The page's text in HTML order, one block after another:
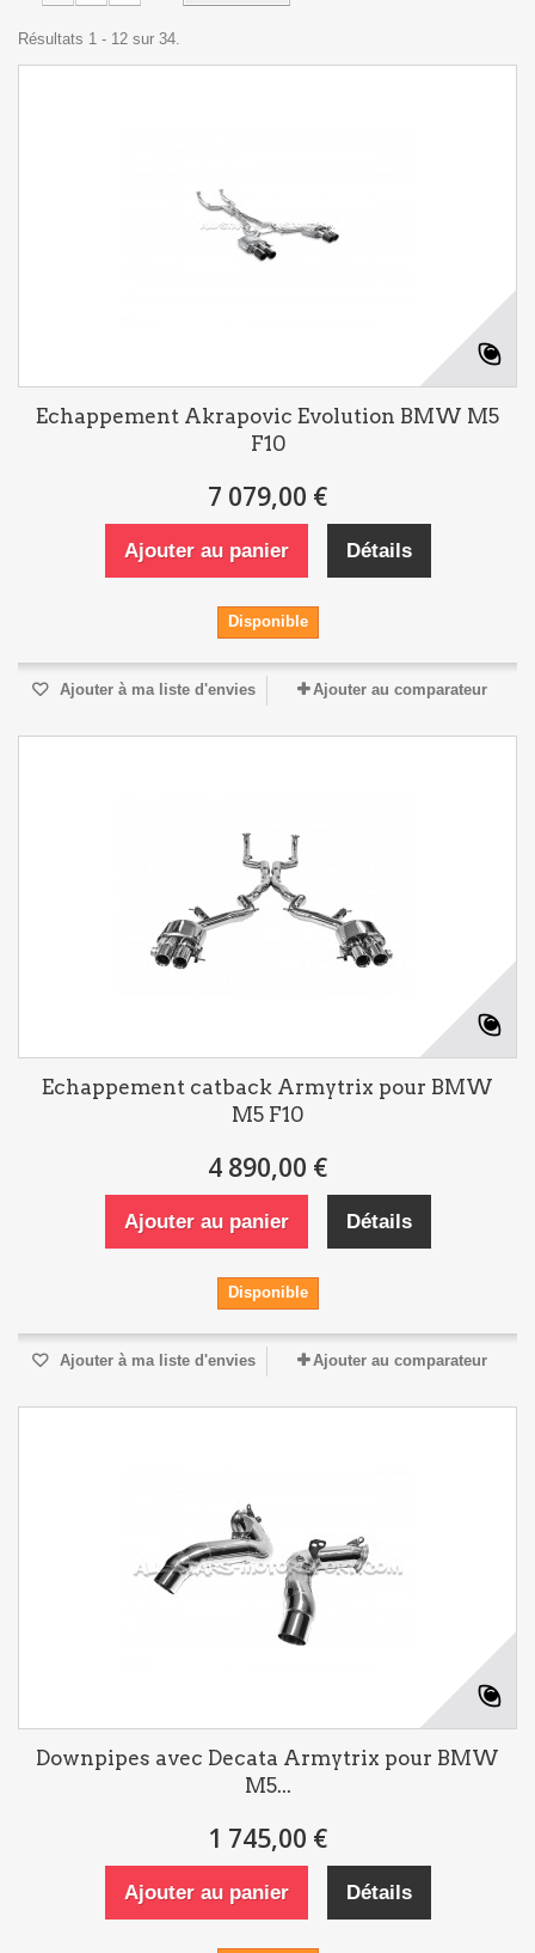
Résultats 1 - 12 sur 34.
Echappement Akrapovic Evolution BMW M5
F10
7 079,00 €
Ajouter au panier Détails
Disponible
Ajouter à ma liste d'envies Ajouter au comparateur
Echappement catback Armytrix pour BMW
M5 F10
4 890,00 €
Ajouter au panier Détails
Disponible
Ajouter à ma liste d'envies Ajouter au comparateur
Downpipes avec Decata Armytrix pour BMW
M5...
1 745,00 €
Ajouter au panier Détails